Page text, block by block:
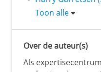
Toon alle
Over de auteur(s)
Als expertisecentrum